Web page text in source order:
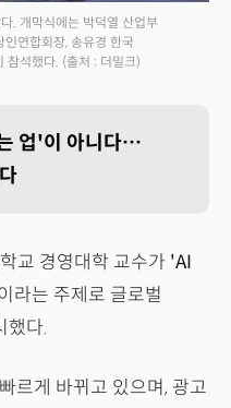
. 개막식에는 박덕열 산업부
연합회장, 송유경 한국
참석했다. (출처 : 더밀크)
업'이 아니다…
교 경영대학 교수가 'AI
라는 주제로 글로벌
했다.
르게 바뀌고 있으며, 광고